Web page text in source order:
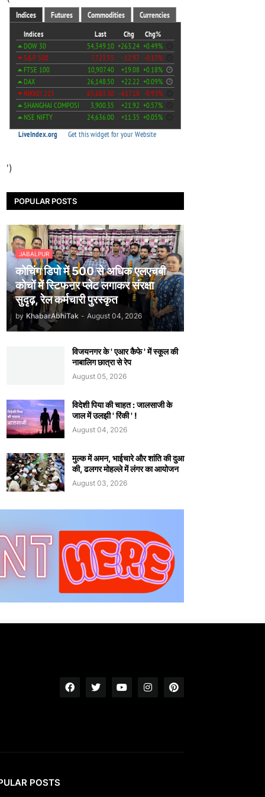
')
POPULAR POSTS
JABALPUR
कोचिंग डिपो में 500 से अधिक एलएचबी
कोचों में स्टिफऩर प्लेट लगाकर संरक्षा
सुदृढ़, रेल कर्मचारी पुरस्कृत
by KhabarAbhiTak - August 04, 2026
विजयनगर के ' एआर कैफे ' में स्कूल की
नाबालिग छात्रा से रेप
August 05, 2026
विदेशी पिया की चाहत : जालसाजी के
जाल में उलझी ' रिंकी ' !
August 04, 2026
मुल्क में अमन, भाईचारे और शांति की दुआ
की, ढलगर मोहल्ले में लंगर का आयोजन
August 03, 2026
POSTS